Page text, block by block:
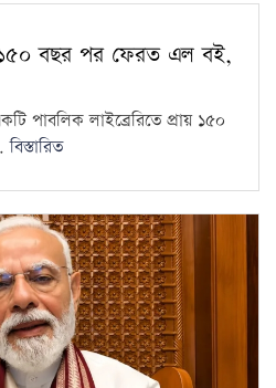
মন্ত্রিপরিষদ বিভাগের
থেকে শুরু হচ্ছে কাঁচামরিচ
১৪ হাজার শিক্ষক
সময় জানাল মন্ত্রণালয়
প্রতিটি জরাজীর্ণ স্টেডিয়াম
করা হবে: ক্রীড়া
১৫০ বছর পর ফেরত এল বই,
পাবলিক লাইব্রেরিতে প্রায় ১৫০
বিস্তারিত